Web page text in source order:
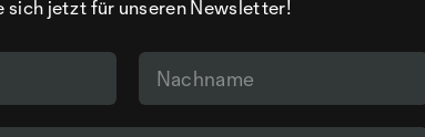
sich jetzt für unseren Newsletter!